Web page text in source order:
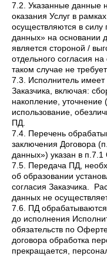
7.2. Указанные данные
оказания Услуг в
осуществляются в
данных» на основании
является стороной /
отдельного согласия
таком случае не
7.3. Исполнитель
Заказчика, включая:
накопление, уточнение
использование,
ПД.
7.4. Перечень
заключения Договора
данных») указан в
7.5. Передача ПД,
об образовании
согласия Заказчика.
данных не
7.6. ПД
до исполнения
обязательств по
договора обработка
прекращается,